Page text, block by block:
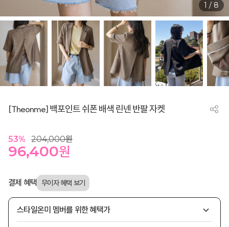
1 / 8
[Theonme] 백포인트 쉬폰 배색 린넨 반팔 자켓
53% 204,000원
96,400원
결제 혜택
스타일온미 멤버를 위한 혜택가